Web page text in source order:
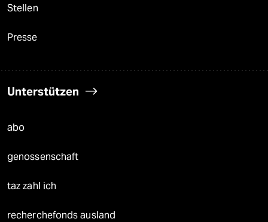
Stellen
Presse
Unterstützen
abo
genossenschaft
taz zahl ich
recherchefonds ausland